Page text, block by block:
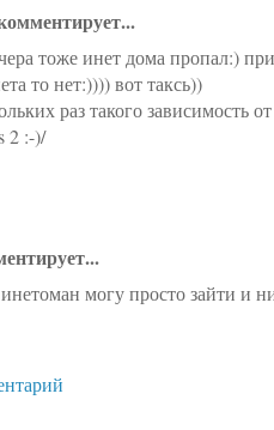
тоже инет дома пропал:)
то нет:)))) вот таксь))
раз такого зависимость
2 :-)/
могу просто зайти и